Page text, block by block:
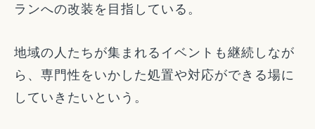
ランへの改装を目指している。
地域の人たちが集まれるイベントも継続しなが
ら、専門性をいかした処置や対応ができる場に
していきたいという。